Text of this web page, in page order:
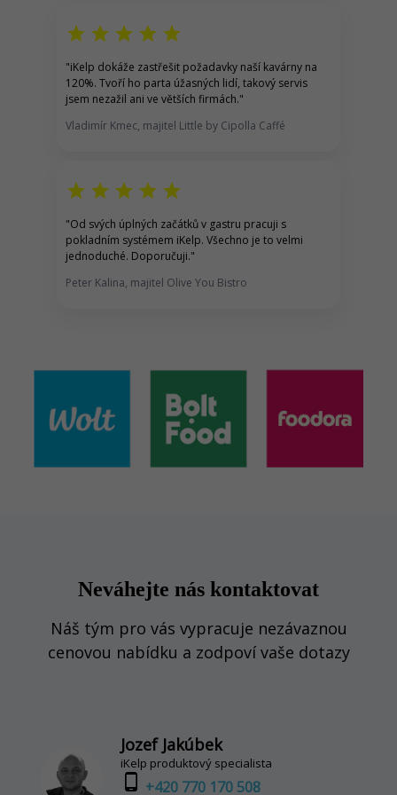
star star star star star
"iKelp dokáže zastřešit požadavky naší kavárny na
120%. Tvoří ho parta úžasných lidí, takový servis
jsem nezažil ani ve větších firmách."
Vladimír Kmec, majitel Little by Cipolla Caffé
star star star star star
"Od svých úplných začátků v gastru pracuji s
pokladním systémem iKelp. Všechno je to velmi
jednoduché. Doporučuji."
Peter Kalina, majitel Olive You Bistro
Neváhejte nás kontaktovat
Náš tým pro vás vypracuje nezávaznou
cenovou nabídku a zodpoví vaše dotazy
Jozef Jakúbek
iKelp produktový specialista
phone_android +420 770 170 508